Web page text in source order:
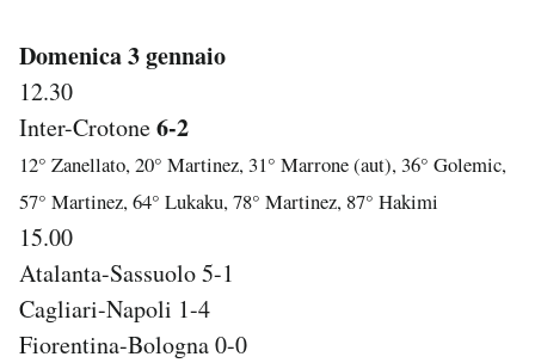
Domenica 3 gennaio
12.30
Inter-Crotone6-2
12° Zanellato, 20° Martinez, 31° Marrone (aut), 36° Golemic,
57° Martinez, 64° Lukaku, 78° Martinez, 87° Hakimi
15.00
Atalanta-Sassuolo 5-1
Cagliari-Napoli 1-4
Fiorentina-Bologna 0-0